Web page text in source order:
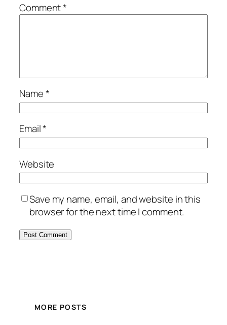
Comment*
Name*
Email*
Website
Save my name, email, and website in this
browser for the next time I comment.
MORE POSTS